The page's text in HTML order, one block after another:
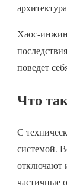
Хаос-
поведет
Что
С
системой.
отключают
частичные